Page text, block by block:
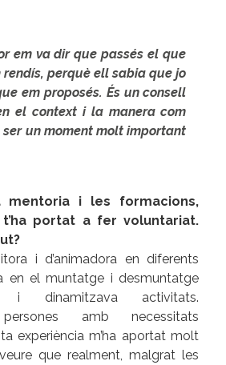
em va dir que passés el que
rendís, perquè ell sabia que jo
em proposés. És un consell
el context i la manera com
ser un moment molt important
i les formacions,
portat a fer voluntariat.
i d’animadora en diferents
en el muntatge i desmuntatge
i dinamitzava activitats.
amb necessitats
experiència m’ha aportat molt
que realment, malgrat les